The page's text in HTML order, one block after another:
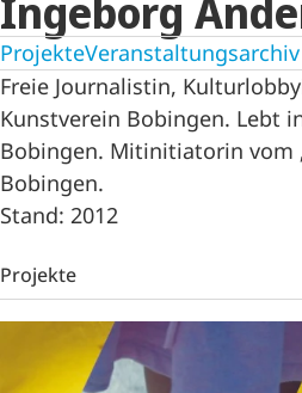
Ingeborg
ProjekteVeranstaltungsarchiv
Freie Journalistin,
Kunstverein Bobingen. Lebt
Bobingen. Mitinitiatorin vom
Bobingen.
Stand: 2012
Projekte